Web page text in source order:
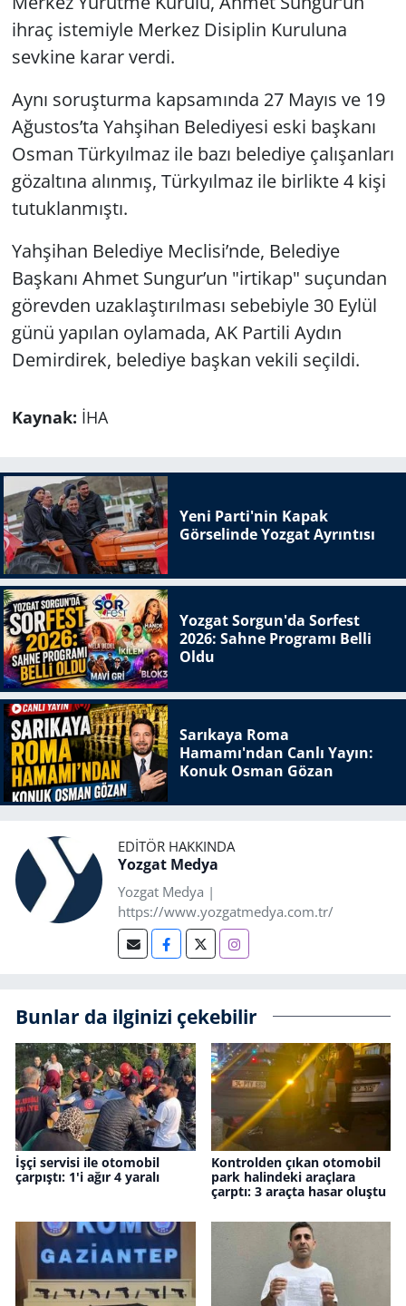
ihraç istemiyle Merkez Disiplin Kuruluna
sevkine karar verdi.
Aynı soruşturma kapsamında 27 Mayıs ve 19
Ağustos’ta Yahşihan Belediyesi eski başkanı
Osman Türkyılmaz ile bazı belediye çalışanları
gözaltına alınmış, Türkyılmaz ile birlikte 4 kişi
tutuklanmıştı.
Yahşihan Belediye Meclisi’nde, Belediye
Başkanı Ahmet Sungur’un "irtikap" suçundan
görevden uzaklaştırılması sebebiyle 30 Eylül
günü yapılan oylamada, AK Partili Aydın
Demirdirek, belediye başkan vekili seçildi.
Kaynak: İHA
Yeni Parti'nin Kapak
Görselinde Yozgat Ayrıntısı
Yozgat Sorgun'da Sorfest
2026: Sahne Programı Belli
Oldu
Sarıkaya Roma
Hamamı'ndan Canlı Yayın:
Konuk Osman Gözan
EDITÖR HAKKINDA
Yozgat Medya
Yozgat Medya |
https://www.yozgatmedya.com.tr/
Bunlar da ilginizi çekebilir
İşçi servisi ile otomobil
çarpıştı: 1'i ağır 4 yaralı
Kontrolden çıkan otomobil
park halindeki araçlara
çarptı: 3 araçta hasar oluştu